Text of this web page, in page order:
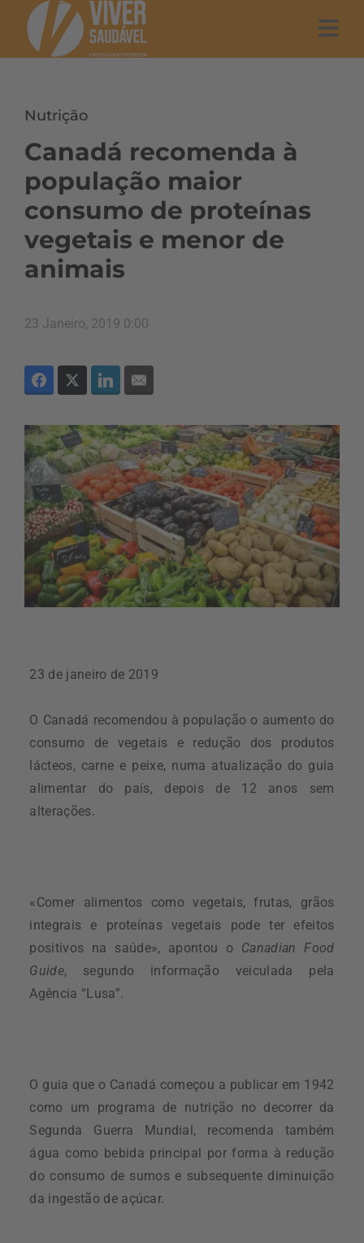
Nutrição
Canadá recomenda à
população maior
consumo de proteínas
vegetais e menor de
animais
23 Janeiro, 2019 0:00
23 de janeiro de 2019
O Canadá recomendou à população o aumento do
consumo de vegetais e redução dos produtos
lácteos, carne e peixe, numa atualização do guia
alimentar do país, depois de 12 anos sem
alterações.
«Comer alimentos como vegetais, frutas, grãos
integrais e proteínas vegetais pode ter efeitos
positivos na saúde», apontou o Canadian Food
Guide, segundo informação veiculada pela
Agência “Lusa”.
O guia que o Canadá começou a publicar em 1942
como um programa de nutrição no decorrer da
Segunda Guerra Mundial, recomenda também
água como bebida principal por forma à redução
do consumo de sumos e subsequente diminuição
da ingestão de açúcar.